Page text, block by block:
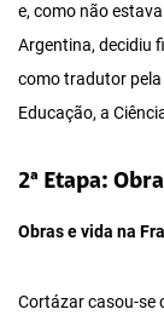
e, como não
Argentina, decidiu
como tradutor
Educação, a
2ª Etapa:
Obras e vida na
Cortázar casou-se